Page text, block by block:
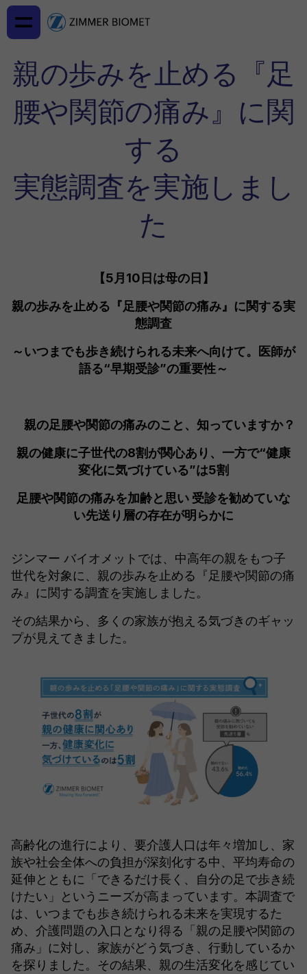
親の歩みを止める『足
腰や関節の痛み』に関
する
実態調査を実施しまし
た
【5月10日は母の日】
親の歩みを止める『足腰や関節の痛み』に関する実
態調査
～いつまでも歩き続けられる未来へ向けて。医師が
語る“早期受診”の重要性～
親の足腰や関節の痛みのこと、知っていますか？
親の健康に子世代の8割が関心あり、一方で“健康
変化に気づけている”は5割
足腰や関節の痛みを加齢と思い 受診を勧めていな
い先送り層の存在が明らかに
ジンマー バイオメットでは、中高年の親をもつ子
世代を対象に、親の歩みを止める『足腰や関節の痛
み』に関する調査を実施しました。
その結果から、多くの家族が抱える気づきのギャッ
プが見えてきました。
高齢化の進行により、要介護人口は年々増加し、家
族や社会全体への負担が深刻化する中、平均寿命の
延伸とともに「できるだけ長く、自分の足で歩き続
けたい」というニーズが高まっています。本調査で
は、いつまでも歩き続けられる未来を実現するた
め、介護問題の入口となり得る「親の足腰や関節の
痛み」に対し、家族がどう気づき、行動しているか
を探りました。その結果、親の生活変化を感じてい